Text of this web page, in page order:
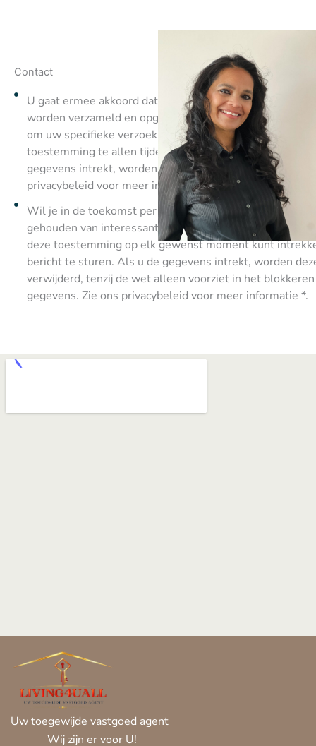
Contact
U gaat ermee akkoord dat de bovenstaande gegevens
worden verzameld en opgeslagen. De gegevens
om uw specifieke verzoek te verwerken en te
toestemming te allen tijde intrekken door een bericht
gegevens intrekt, worden deze onmiddellijk verwijderd.
privacybeleid voor meer informatie.
Wil je in de toekomst per e-mail of telefoon op de
gehouden van interessante, soortgelijke objecten? Ook
deze toestemming op elk gewenst moment kunt
bericht te sturen. Als u de gegevens intrekt, worden
verwijderd, tenzij de wet alleen voorziet in het blokkeren
gegevens. Zie ons privacybeleid voor meer informatie *.
Uw toegewijde vastgoed agent
Wij zijn er voor U!